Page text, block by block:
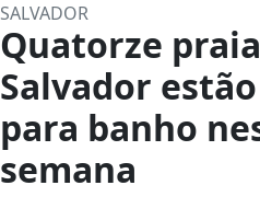
SALVADOR
Quatorze
Salvador
para banho
semana